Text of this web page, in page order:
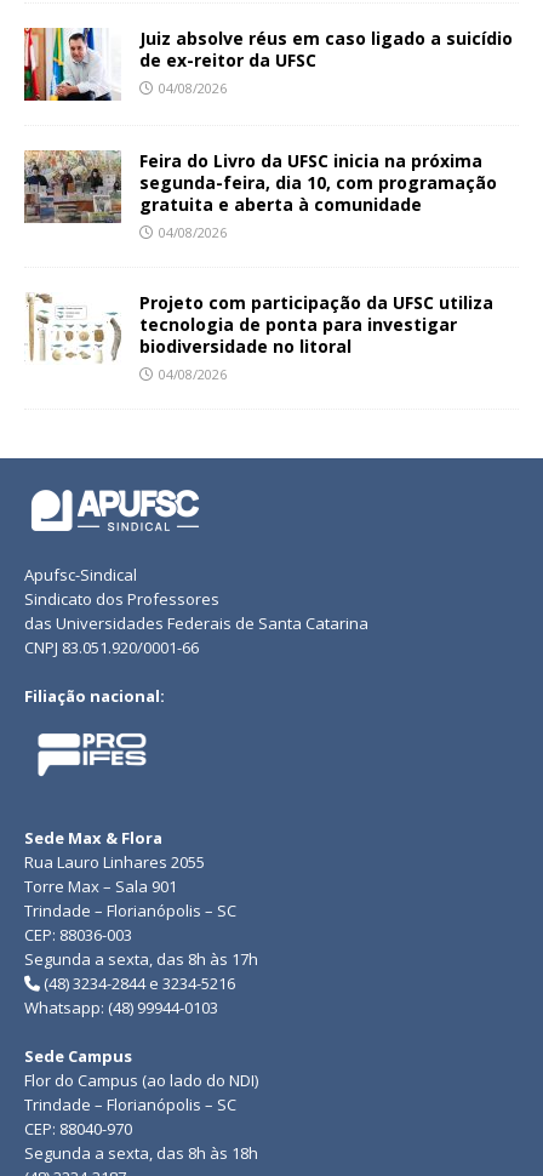
Juiz absolve réus em caso ligado a suicídio
de ex-reitor da UFSC
04/08/2026
Feira do Livro da UFSC inicia na próxima
segunda-feira, dia 10, com programação
gratuita e aberta à comunidade
04/08/2026
Projeto com participação da UFSC utiliza
tecnologia de ponta para investigar
biodiversidade no litoral
04/08/2026
Apufsc-Sindical
Sindicato dos Professores
das Universidades Federais de Santa Catarina
CNPJ 83.051.920/0001-66
Filiação nacional:
Sede Max & Flora
Rua Lauro Linhares 2055
Torre Max – Sala 901
Trindade – Florianópolis – SC
CEP: 88036-003
Segunda a sexta, das 8h às 17h
(48) 3234-2844 e 3234-5216
Whatsapp: (48) 99944-0103
Sede Campus
Flor do Campus (ao lado do NDI)
Trindade – Florianópolis – SC
CEP: 88040-970
Segunda a sexta, das 8h às 18h